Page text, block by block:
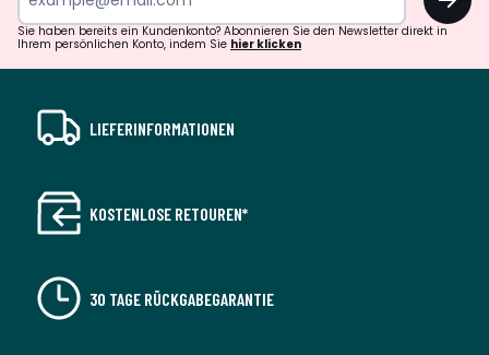
Sie haben bereits ein Kundenkonto? Abonnieren Sie den Newsletter direkt in
Ihrem persönlichen Konto, indem Sie hier klicken
LIEFERINFORMATIONEN
KOSTENLOSE RETOUREN*
30 TAGE RÜCKGABEGARANTIE